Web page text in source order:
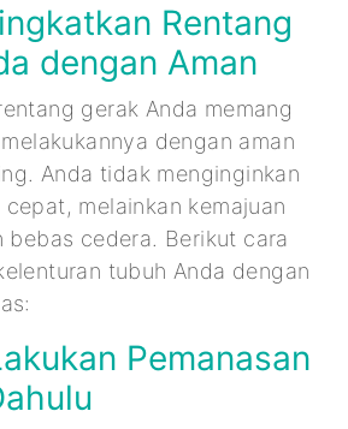
Rentang
dengan Aman
gerak Anda memang
dengan aman
Anda tidak menginginkan
melainkan kemajuan
bebas cedera. Berikut cara
tubuh Anda dengan
Pemanasan